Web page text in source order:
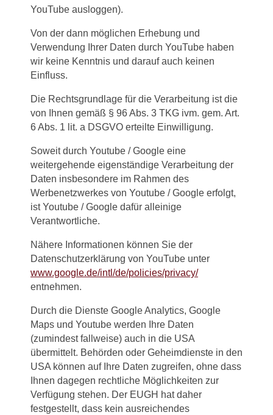
YouTube ausloggen).
Von der dann möglichen Erhebung und
Verwendung Ihrer Daten durch YouTube haben
wir keine Kenntnis und darauf auch keinen
Einfluss.
Die Rechtsgrundlage für die Verarbeitung ist die
von Ihnen gemäß § 96 Abs. 3 TKG ivm. gem. Art.
6 Abs. 1 lit. a DSGVO erteilte Einwilligung.
Soweit durch Youtube / Google eine
weitergehende eigenständige Verarbeitung der
Daten insbesondere im Rahmen des
Werbenetzwerkes von Youtube / Google erfolgt,
ist Youtube / Google dafür alleinige
Verantwortliche.
Nähere Informationen können Sie der
Datenschutzerklärung von YouTube unter
www.google.de/intl/de/policies/privacy/
entnehmen.
Durch die Dienste Google Analytics, Google
Maps und Youtube werden Ihre Daten
(zumindest fallweise) auch in die USA
übermittelt. Behörden oder Geheimdienste in den
USA können auf Ihre Daten zugreifen, ohne dass
Ihnen dagegen rechtliche Möglichkeiten zur
Verfügung stehen. Der EUGH hat daher
festgestellt, dass kein ausreichendes